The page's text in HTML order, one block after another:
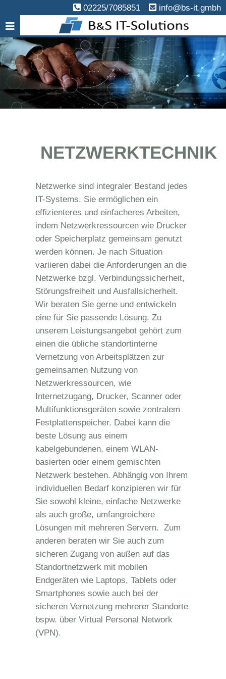
NETZWERKTECHNIK
Netzwerke sind integraler Bestand jedes
IT-Systems. Sie ermöglichen ein
effizienteres und einfacheres Arbeiten,
indem Netzwerkressourcen wie Drucker
oder Speicherplatz gemeinsam genutzt
werden können. Je nach Situation
variieren dabei die Anforderungen an die
Netzwerke bzgl. Verbindungssicherheit,
Störungsfreiheit und Ausfallsicherheit.
Wir beraten Sie gerne und entwickeln
eine für Sie passende Lösung. Zu
unserem Leistungsangebot gehört zum
einen die übliche standortinterne
Vernetzung von Arbeitsplätzen zur
gemeinsamen Nutzung von
Netzwerkressourcen, wie
Internetzugang, Drucker, Scanner oder
Multifunktionsgeräten sowie zentralem
Festplattenspeicher. Dabei kann die
beste Lösung aus einem
kabelgebundenen, einem WLAN-
basierten oder einem gemischten
Netzwerk bestehen. Abhängig von Ihrem
individuellen Bedarf konzipieren wir für
Sie sowohl kleine, einfache Netzwerke
als auch große, umfangreichere
Lösungen mit mehreren Servern. Zum
anderen beraten wir Sie auch zum
sicheren Zugang von außen auf das
Standortnetzwerk mit mobilen
Endgeräten wie Laptops, Tablets oder
Smartphones sowie auch bei der
sicheren Vernetzung mehrerer Standorte
bspw. über Virtual Personal Network
(VPN).
02225/7085851 info@bs-it.gmbh